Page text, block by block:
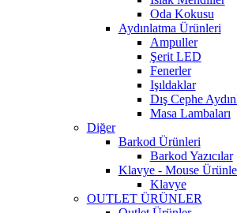
Oda Kokusu
Aydınlatma Ürünleri
Ampuller
Şerit LED
Fenerler
Işıldaklar
Dış Cephe
Masa Lambaları
Diğer
Barkod Ürünleri
Barkod Yazıcılar
Klavye - Mouse
Klavye
OUTLET ÜRÜNLER